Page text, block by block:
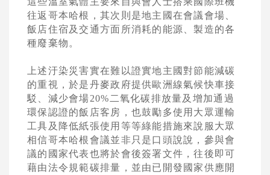
往返哥本哈根，其次則是地主國在會議會場、
飯店住宿及交通方面所消耗的能源、製造的各
種廢棄物。
上述汙染災害實在難以證實地主國對節能減碳
的重視，於是丹麥政府提供歐洲線氣候快車接
駁、減少會場20% 二氧化碳排放量及增加通過
環保認證的飯店客房，也鼓勵多使用大眾運輸
工具及降低紙張使用等等綠能措施來說服大眾
相信哥本哈根會議並非只是口頭說說，參與會
議的國家代表也將於會後簽署文件，往後即可
藉由法令規範碳排量，並由已開發國家供應開